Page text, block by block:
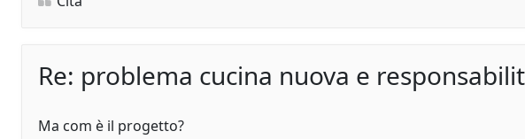
Re: problema cucina nuova e
Ma com è il progetto?